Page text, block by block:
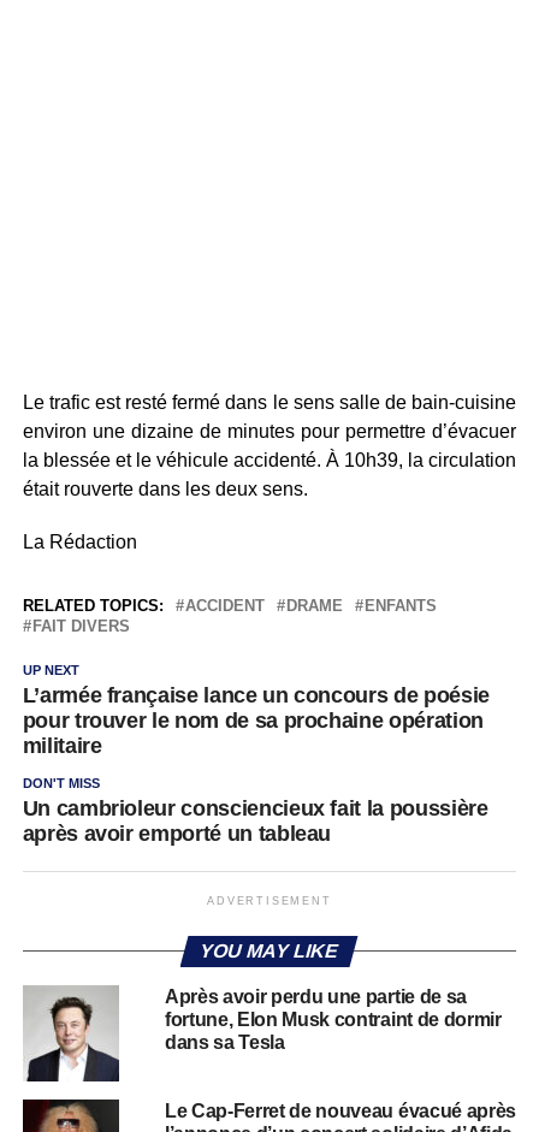
Le trafic est resté fermé dans le sens salle de bain-cuisine
environ une dizaine de minutes pour permettre d’évacuer
la blessée et le véhicule accidenté. À 10h39, la circulation
était rouverte dans les deux sens.
La Rédaction
RELATED TOPICS: ACCIDENT DRAME
ENFANTS
FAIT DIVERS
UP NEXT
L’armée française lance un concours de poésie
pour trouver le nom de sa prochaine opération
militaire
DON'T MISS
Un cambrioleur consciencieux fait la poussière
après avoir emporté un tableau
ADVERTISEMENT
YOU MAY LIKE
Après avoir perdu une partie de sa
fortune, Elon Musk contraint de dormir
dans sa Tesla
Le Cap-Ferret de nouveau évacué après